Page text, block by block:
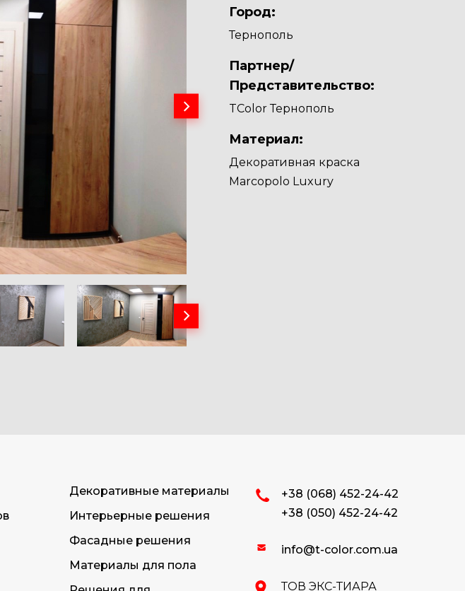
Город:
Тернополь
Партнер/
Представительство:
TColor Тернополь
Материал:
Декоративная краска
Marcopolo Luxury
Декоративные материалы
Интерьерные решения
Фасадные решения
Материалы для пола
+38 (068) 452-24-42
+38 (050) 452-24-42
info@t-color.com.ua
ТОВ ЭКС-ТИАРА